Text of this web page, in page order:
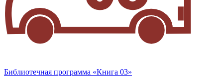
Библиотечная программа «Книга 03»